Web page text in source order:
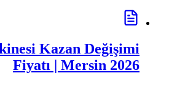
Kazan Değişimi
Fiyatı | Mersin 2026